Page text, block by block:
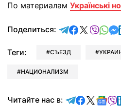
По материалам Українські
Поделиться: отправить в
Теги: СЪЕЗД
НАЦИОНАЛИЗМ
Читайте нас в: Читайте в
Читайте